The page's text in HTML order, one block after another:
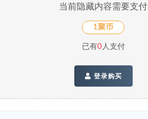
当前隐藏内容需要支付
1聚币
已有0人支付
登录购买